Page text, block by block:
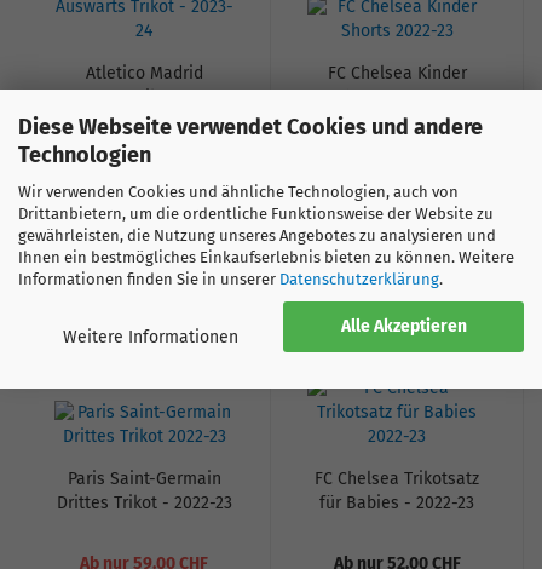
Diese Webseite verwendet Cookies und andere
Technologien
Wir verwenden Cookies und ähnliche Technologien, auch von
Drittanbietern, um die ordentliche Funktionsweise der Website zu
gewährleisten, die Nutzung unseres Angebotes zu analysieren und
Ihnen ein bestmögliches Einkaufserlebnis bieten zu können. Weitere
Informationen finden Sie in unserer Datenschutzerklärung.
Alle Akzeptieren
Weitere Informationen
Atletico Madrid
24
Ab nur 59.00 CHF
125.00 CHF
Lieferzeit:
1-2
Werktage
FC Chelsea Kinder
44.00 CHF
Lieferzeit:
1-2
Werktage
Paris Saint-Germain
Drittes Trikot - 2022-23
Ab nur 59.00 CHF
-29% BABY
FC Chelsea Trikotsatz
für Babies - 2022-23
Ab nur 52.00 CHF